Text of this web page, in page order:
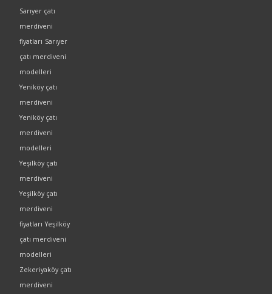
Sarıyer çatı
merdiveni
fiyatları Sarıyer
çatı merdiveni
modelleri
Yeniköy çatı
merdiveni
Yeniköy çatı
merdiveni
modelleri
Yeşilköy çatı
merdiveni
Yeşilköy çatı
merdiveni
fiyatları Yeşilköy
çatı merdiveni
modelleri
Zekeriyaköy çatı
merdiveni